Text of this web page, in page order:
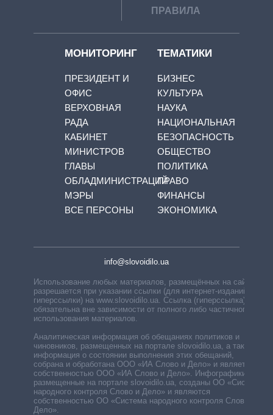
ПРАВИЛА
МОНИТОРИНГ
ПРЕЗИДЕНТ И
ОФИС
ВЕРХОВНАЯ
РАДА
КАБИНЕТ
МИНИСТРОВ
ГЛАВЫ
ОБЛАДМИНИСТРАЦИЙ
МЭРЫ
ВСЕ ПЕРСОНЫ
ТЕМАТИКИ
БИЗНЕС
КУЛЬТУРА
НАУКА
НАЦИОНАЛЬНАЯ
БЕЗОПАСНОСТЬ
ОБЩЕСТВО
ПОЛИТИКА
ПРАВО
ФИНАНСЫ
ЭКОНОМИКА
info@slovoidilo.ua
Использование любых материалов, размещённых на сайте,
разрешается при указании ссылки (для интернет-изданий —
гиперссылки) на www.slovoidilo.ua. Ссылка (гиперссылка)
обязательна вне зависимости от полного либо частичного
использования материалов.
Аналитическая информация об обещаниях политиков и
чиновников, размещенных на портале slovoidilo.ua, а также
информация о состоянии выполнения этих обещаний,
собрана и обработана ООО «ИА Слово и Дело» и является
собственностью ООО «ИА Слово и Дело». Инфографики,
размещенные на портале slovoidilo.ua, созданы ОО «Система
народного контроля Слово и Дело» и являются
собственностью ОО «Система народного контроля Слово и
Дело».